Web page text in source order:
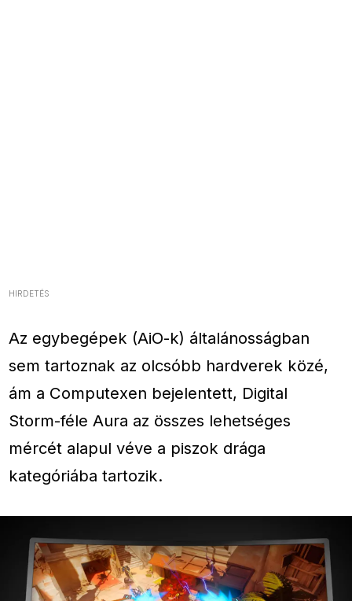
HIRDETÉS
Az egybegépek (AiO-k) általánosságban
sem tartoznak az olcsóbb hardverek közé,
ám a Computexen bejelentett, Digital
Storm-féle Aura az összes lehetséges
mércét alapul véve a piszok drága
kategóriába tartozik.